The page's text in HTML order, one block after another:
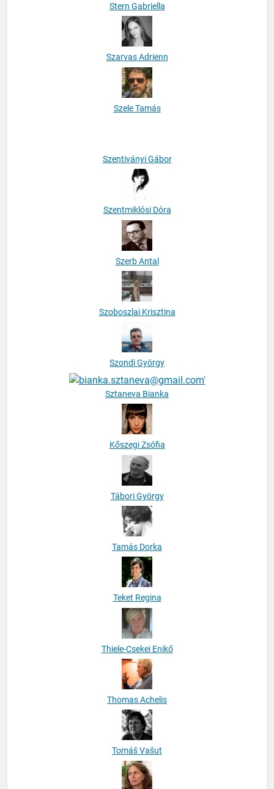
Stern Gabriella
Szarvas Adrienn
Szele Tamás
Szentiványi Gábor
Szentmiklósi Dóra
Szerb Antal
Szoboszlai Krisztina
Szondi György
Sztaneva Bianka
Kőszegi Zsófia
Tábori György
Tamás Dorka
Teket Regina
Thiele-Csekei Enikő
Thomas Achelis
Tomáš Vašut